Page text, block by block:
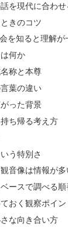
を現代に合わせ
きのコツ
を知ると理解が
何か
称と本尊
葉の違い
った背景
ち帰る考え方
う特別さ
音像は情報が多
ースで調べる順
おく観察ポイン
な向き合い方